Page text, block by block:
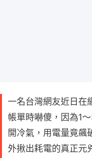
一名台灣網友近日在
帳單時嚇傻，因為1
開冷氣，用電量竟飆
外揪出耗電的真正元